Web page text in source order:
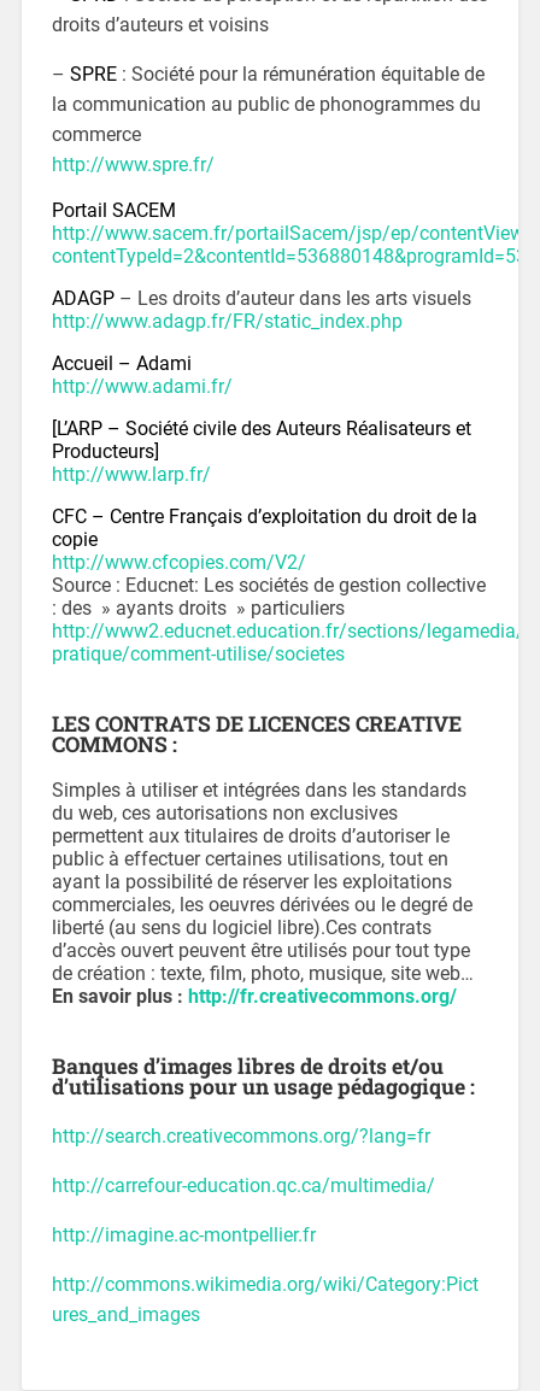
droits d’auteurs et voisins
– SPRE: Société pour la rémunération équitable de
la communication au public de phonogrammes du
commerce
http://www.spre.fr/
Portail SACEM
http://www.sacem.fr/portailSacem/jsp/ep/
ADAGP– Les droits d’auteur dans les arts visuels
http://www.adagp.fr/FR/static_index.php
Accueil – Adami
http://www.adami.fr/
[L’ARP – Société civile des Auteurs Réalisateurs et
Producteurs]
http://www.larp.fr/
CFC – Centre Français d’exploitation du droit de la
copie
http://www.cfcopies.com/V2/
Source : Educnet: Les sociétés de gestion collective
: des » ayants droits » particuliers
http://www2.educnet.education.fr/sections/legamedia/
pratique/comment-utilise/societes
LES CONTRATS DE LICENCES CREATIVE
COMMONS :
Simples à utiliser et intégrées dans les standards
du web, ces autorisations non exclusives
permettent aux titulaires de droits d’autoriser le
public à effectuer certaines utilisations, tout en
ayant la possibilité de réserver les exploitations
commerciales, les oeuvres dérivées ou le degré de
liberté (au sens du logiciel libre).Ces contrats
d’accès ouvert peuvent être utilisés pour tout type
de création : texte, film, photo, musique, site web…
En savoir plus : http://fr.creativecommons.org/
Banques d’images libres de droits et/ou
d’utilisations pour un usage pédagogique :
http://search.creativecommons.org/?lang=fr
http://carrefour-education.qc.ca/multimedia/
http://imagine.ac-montpellier.fr
http://commons.wikimedia.org/wiki/Category:Pict
ures_and_images